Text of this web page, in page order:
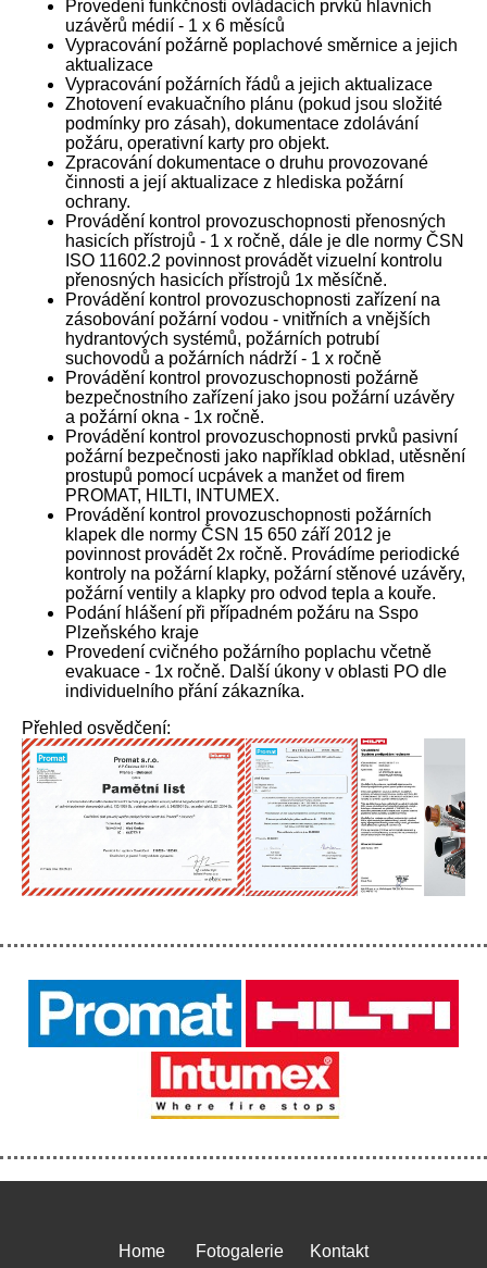
Provedení funkčnosti ovládacích prvků hlavních
uzávěrů médií - 1 x 6 měsíců
Vypracování požárně poplachové směrnice a jejich
aktualizace
Vypracování požárních řádů a jejich aktualizace
Zhotovení evakuačního plánu (pokud jsou složité
podmínky pro zásah), dokumentace zdolávání
požáru, operativní karty pro objekt.
Zpracování dokumentace o druhu provozované
činnosti a její aktualizace z hlediska požární
ochrany.
Provádění kontrol provozuschopnosti přenosných
hasicích přístrojů - 1 x ročně, dále je dle normy ČSN
ISO 11602.2 povinnost provádět vizuelní kontrolu
přenosných hasicích přístrojů 1x měsíčně.
Provádění kontrol provozuschopnosti zařízení na
zásobování požární vodou - vnitřních a vnějších
hydrantových systémů, požárních potrubí
suchovodů a požárních nádrží - 1 x ročně
Provádění kontrol provozuschopnosti požárně
bezpečnostního zařízení jako jsou požární uzávěry
a požární okna - 1x ročně.
Provádění kontrol provozuschopnosti prvků pasivní
požární bezpečnosti jako například obklad, utěsnění
prostupů pomocí ucpávek a manžet od firem
PROMAT, HILTI, INTUMEX.
Provádění kontrol provozuschopnosti požárních
klapek dle normy ČSN 15 650 září 2012 je
povinnost provádět 2x ročně. Provádíme periodické
kontroly na požární klapky, požární stěnové uzávěry,
požární ventily a klapky pro odvod tepla a kouře.
Podání hlášení při případném požáru na Sspo
Plzeňského kraje
Provedení cvičného požárního poplachu včetně
evakuace - 1x ročně. Další úkony v oblasti PO dle
individuelního přání zákazníka.
Přehled osvědčení:
Home Fotogalerie Kontakt